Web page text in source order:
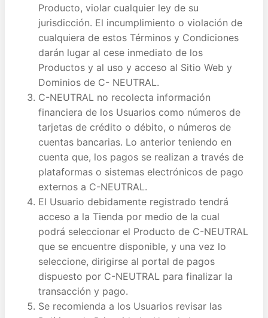
Producto, violar cualquier ley de su
jurisdicción. El incumplimiento o violación de
cualquiera de estos Términos y Condiciones
darán lugar al cese inmediato de los
Productos y al uso y acceso al Sitio Web y
Dominios de C- NEUTRAL.
C-NEUTRAL no recolecta información
financiera de los Usuarios como números de
tarjetas de crédito o débito, o números de
cuentas bancarias. Lo anterior teniendo en
cuenta que, los pagos se realizan a través de
plataformas o sistemas electrónicos de pago
externos a C-NEUTRAL.
El Usuario debidamente registrado tendrá
acceso a la Tienda por medio de la cual
podrá seleccionar el Producto de C-NEUTRAL
que se encuentre disponible, y una vez lo
seleccione, dirigirse al portal de pagos
dispuesto por C-NEUTRAL para finalizar la
transacción y pago.
Se recomienda a los Usuarios revisar las